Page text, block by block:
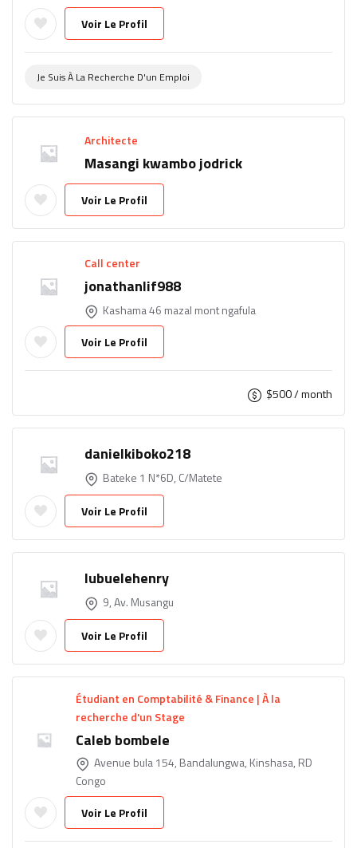
Voir Le Profil
Je Suis À La Recherche D'un Emploi
Architecte
Masangi kwambo jodrick
Voir Le Profil
Call center
jonathanlif988
Kashama 46 mazal mont ngafula
Voir Le Profil
$500/ month
danielkiboko218
Bateke 1 N*6D, C/Matete
Voir Le Profil
lubuelehenry
9, Av. Musangu
Voir Le Profil
Étudiant en Comptabilité & Finance | À la
recherche d'un Stage
Caleb bombele
Avenue bula 154, Bandalungwa, Kinshasa, RD
Congo
Voir Le Profil